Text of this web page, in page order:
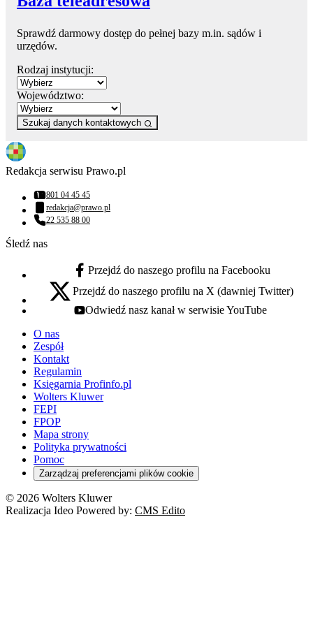
Sprawdź darmowy dostęp do pełnej bazy m.in. sądów i
urzędów.
Rodzaj instytucji:
Województwo:
Szukaj danych kontaktowych
Redakcja serwisu Prawo.pl
Numer telefonu:
801 04 45 45
Adres email:
redakcja@prawo.pl
Numer telefonu:
22 535 88 00
Śledź nas
facebook - otwiera się w nowej karcie
Przejdź do naszego profilu na Facebooku
x - otwiera się w nowej karcie
Przejdź do naszego profilu na X (dawniej Twitter)
youtube - otwiera się w nowej karcie
Odwiedź nasz kanał w serwisie YouTube
O nas
Zespół
Kontakt
Regulamin
Księgarnia Profinfo.pl
Wolters Kluwer
FEPI
FPOP
Mapa strony
Polityka prywatności
Pomoc
Zarządzaj preferencjami plików cookie
© 2026 Wolters Kluwer
Realizacja Ideo Powered by: CMS Edito